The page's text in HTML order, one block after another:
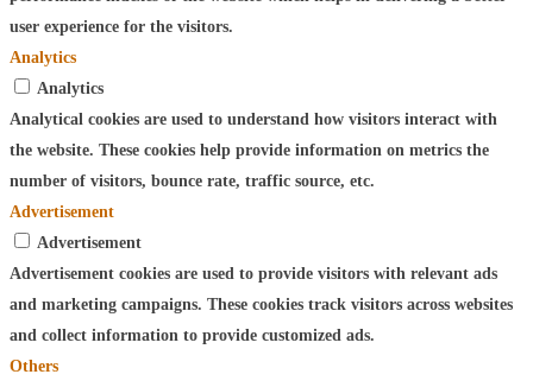
user experience for the visitors.
Analytics
Analytics
Analytical cookies are used to understand how visitors interact with
the website. These cookies help provide information on metrics the
number of visitors, bounce rate, traffic source, etc.
Advertisement
Advertisement
Advertisement cookies are used to provide visitors with relevant ads
and marketing campaigns. These cookies track visitors across websites
and collect information to provide customized ads.
Others